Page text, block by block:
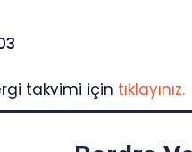
takvimi için tıklayınız.